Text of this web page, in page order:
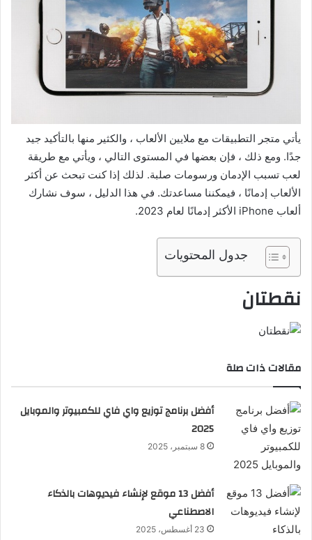
ي
د
ا
ل
ر
ن
يأتي متجر التطبيقات مع ملايين الألعاب ، والكثير منها بالتأكيد جيد
جدًا. ومع ذلك ، فإن بعضها في المستوى التالي ، ويأتي مع طريقة
لعب تسبب الإدمان ورسومات صلبة. لذلك إذا كنت تبحث عن أكثر
الألعاب إدمانًا ، فيمكننا مساعدتك. في هذا الدليل ، سوف نشارك
ألعاب iPhone الأكثر إدمانًا لعام 2023.
جدول المحتويات
نقطتان
مقالات ذات صلة
أفضل برنامج توزيع واي فاي للكمبيوتر والموبايل
2025
8 سبتمبر، 2025
أفضل 13 موقع لإنشاء فيديوهات بالذكاء
الاصطناعي
23 أغسطس، 2025